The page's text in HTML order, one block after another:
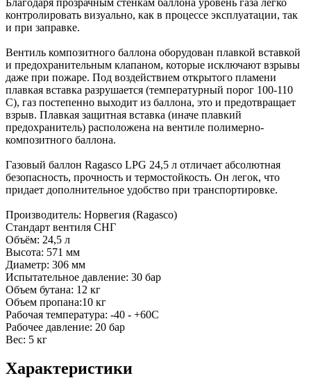
контролировать визуально, как в процессе эксплуатации, так
и при заправке.
Вентиль композитного баллона оборудован плавкой вставкой
и предохранительным клапаном, которые исключают взрывы
даже при пожаре. Под воздействием открытого пламени
плавкая вставка разрушается (температурный порог 100-110
С), газ постепенно выходит из баллона, это и предотвращает
взрыв. Плавкая защитная вставка (иначе плавкий
предохранитель) расположена на вентиле полимерно-
композитного баллона.
Газовый баллон Ragasco LPG 24,5 л отличает абсолютная
безопасность, прочность и термостойкость. Он легок, что
придает дополнительное удобство при транспортировке.
Производитель: Норвегия (Ragasco)
Стандарт вентиля СНГ
Объём: 24,5 л
Высота: 571 мм
Диаметр: 306 мм
Испытательное давление: 30 бар
Объем бутана: 12 кг
Объем пропана:10 кг
Рабочая температура: -40 - +60С
Рабочее давление: 20 бар
Вес: 5 кг
Характеристики